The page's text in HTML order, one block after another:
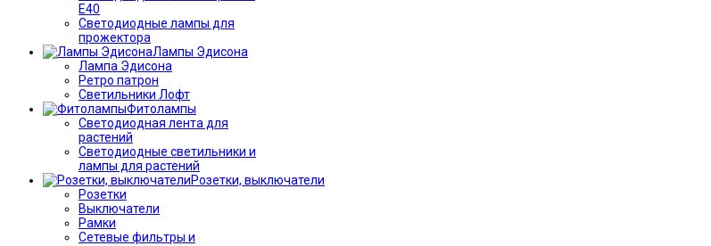
Е40
Светодиодные лампы для
прожектора
Лампы Эдисона
Лампа Эдисона
Ретро патрон
Светильники Лофт
Фитолампы
Светодиодная лента для
растений
Светодиодные светильники и
лампы для растений
Розетки, выключатели
Розетки
Выключатели
Рамки
Сетевые фильтры и